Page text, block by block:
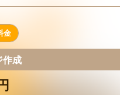
金
作成